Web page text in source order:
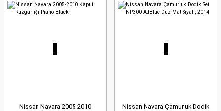
Nissan Navara 2005-2010
Nissan Navara Çamurluk Dodik